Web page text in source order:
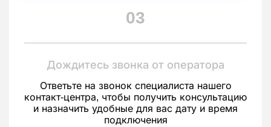
03
Дождитесь звонка от оператора
Ответьте на звонок специалиста нашего
контакт-центра, чтобы получить консультацию
и назначить удобные для вас дату и время
подключения